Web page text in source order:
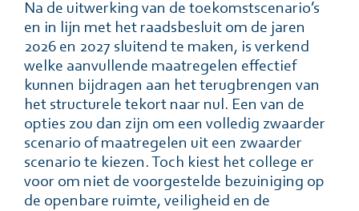
Na de uitwerking van de toekomstscenario’s
en in lijn met het raadsbesluit om de jaren
2026 en 2027 sluitend te maken, is verkend
welke aanvullende maatregelen effectief
kunnen bijdragen aan het terugbrengen van
het structurele tekort naar nul. Een van de
opties zou dan zijn om een volledig zwaarder
scenario of maatregelen uit een zwaarder
scenario te kiezen. Toch kiest het college er
voor om niet de voorgestelde bezuiniging op
de openbare ruimte, veiligheid en de